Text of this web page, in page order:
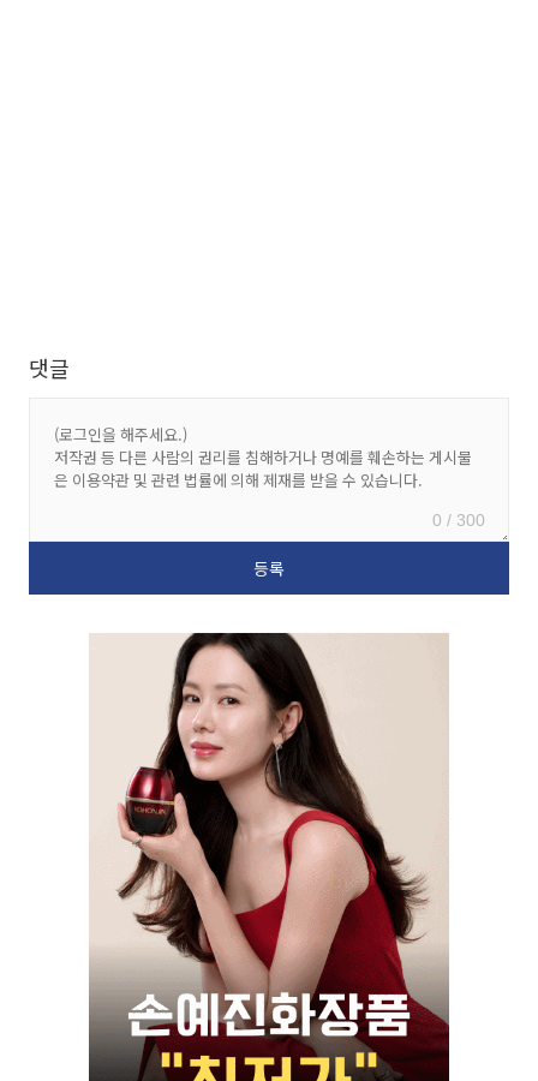
댓글
0 / 300